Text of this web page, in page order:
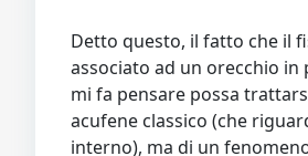
Detto questo, il fatto che il
associato ad un orecchio in
mi fa pensare possa
acufene classico (che
interno), ma di un